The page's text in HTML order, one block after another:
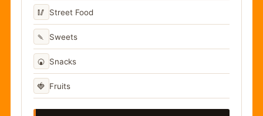
🥢 Street Food
🍡 Sweets
🍘 Snacks
🍓 Fruits